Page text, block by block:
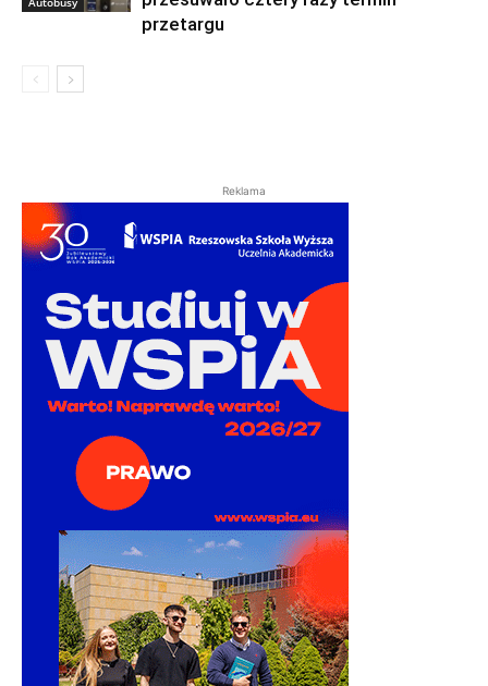
przetargu
Reklama